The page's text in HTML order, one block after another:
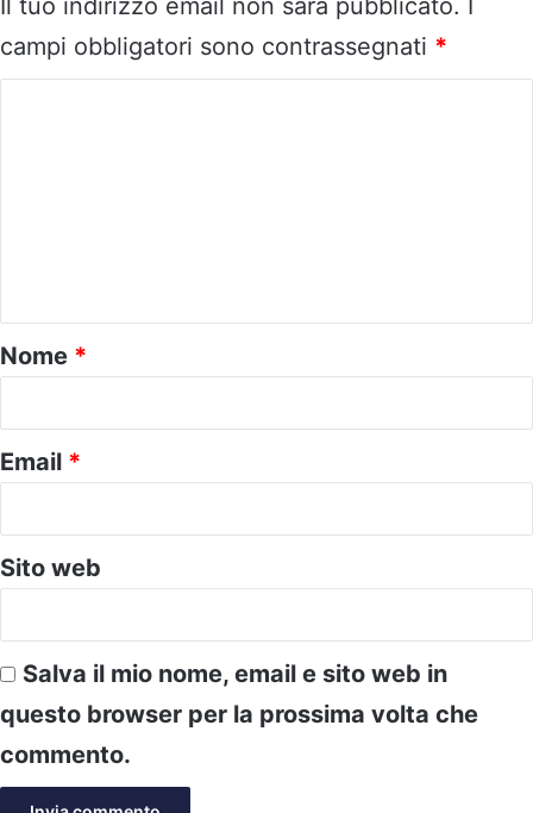
Il tuo indirizzo email non sarà pubblicato.
campi obbligatori sono contrassegnati *
o
*
Nome *
Email *
Sito web
Salva il mio nome, email e sito web in
questo browser per la prossima volta che
commento.